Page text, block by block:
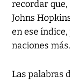
recordar que,
Johns
en ese
naciones más.
Las palabras